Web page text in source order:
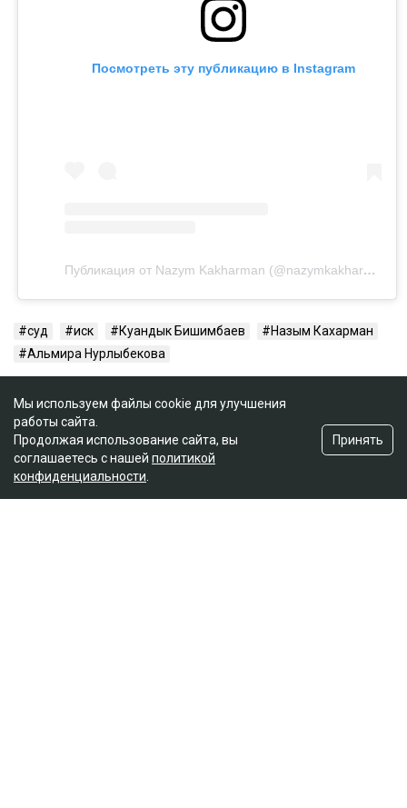
Посмотреть эту публикацию в Instagram
Публикация от Nazym Kakharman (@nazymkakharman)
суд иск Куандык Бишимбаев
Назым Кахарман
Альмира Нурлыбекова
Мы используем файлы cookie для улучшения
работы сайта.
Продолжая использование сайта, вы
соглашаетесь с нашей политикой
конфиденциальности
Принять